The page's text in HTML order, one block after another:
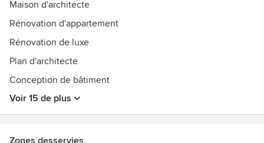
Maison d'architecte
Rénovation d'appartement
Rénovation de luxe
Plan d'architecte
Conception de bâtiment
Voir 15 de plus
Zones desservies